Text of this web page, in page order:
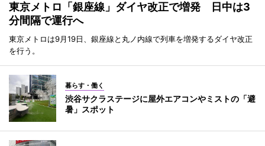
東京メトロ「銀座線」ダイヤ改正で増発 日中は3
分間隔で運行へ
東京メトロは9月19日、銀座線と丸ノ内線で列車を増発するダイヤ改正
を行う。
暮らす・働く
渋谷サクラステージに屋外エアコンやミストの「避
暑」スポット